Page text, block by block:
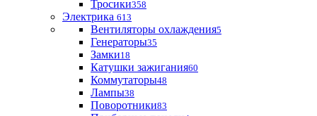
Тросики358
Электрика 613
Вентиляторы охлаждения5
Генераторы35
Замки18
Катушки зажигания60
Коммутаторы48
Лампы38
Поворотники83